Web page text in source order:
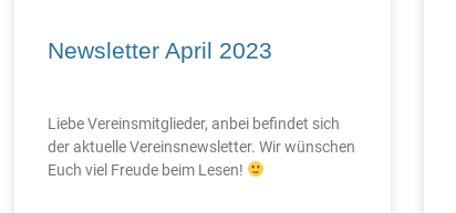
Newsletter April 2023
Liebe Vereinsmitglieder, anbei befindet sich
der aktuelle Vereinsnewsletter. Wir wünschen
Euch viel Freude beim Lesen!